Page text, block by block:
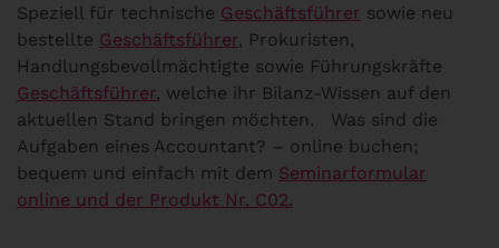
Speziell für technische Geschäftsführer sowie neu
bestellte Geschäftsführer, Prokuristen,
Handlungsbevollmächtigte sowie Führungskräfte
Geschäftsführer, welche ihr Bilanz-Wissen auf den
aktuellen Stand bringen möchten. Was sind die
Aufgaben eines Accountant? – online buchen;
bequem und einfach mit dem Seminarformular
online und der Produkt Nr. C02.